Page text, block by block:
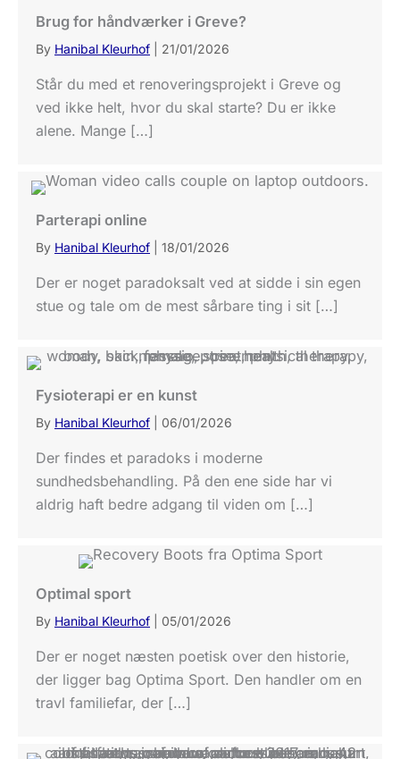
Brug for håndværker i Greve?
By Hanibal Kleurhof 21/01/2026
Står du med et renoveringsprojekt i Greve og
ved ikke helt, hvor du skal starte? Du er ikke
alene. Mange […]
Parterapi online
By Hanibal Kleurhof 18/01/2026
Der er noget paradoksalt ved at sidde i sin egen
stue og tale om de mest sårbare ting i sit […]
Fysioterapi er en kunst
By Hanibal Kleurhof 06/01/2026
Der findes et paradoks i moderne
sundhedsbehandling. På den ene side har vi
aldrig haft bedre adgang til viden om […]
Optimal sport
By Hanibal Kleurhof 05/01/2026
Der er noget næsten poetisk over den historie,
der ligger bag Optima Sport. Den handler om en
travl familiefar, der […]